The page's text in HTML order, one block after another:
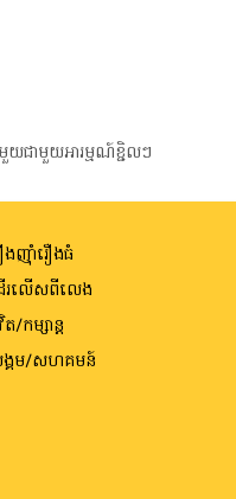
ជាមួយអារម្មណ៍ខ្ជិលៗ
ងញ៉ាំរឿងធំ
រលើសពីលេង
ត/កម្សាន្ត
គម/សហគមន៍